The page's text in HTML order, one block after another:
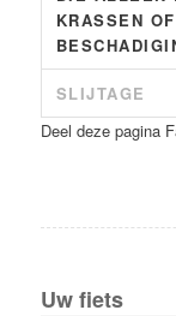
KRASSEN
SLIJTAGE
Deel deze pagina
Uw fiets